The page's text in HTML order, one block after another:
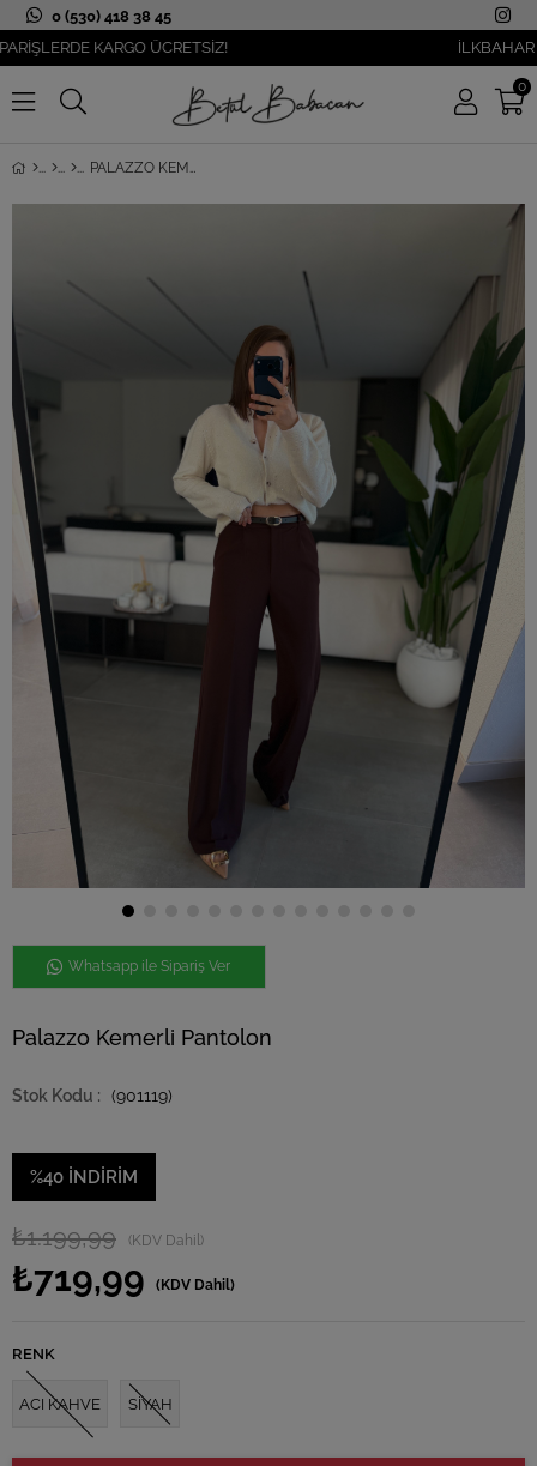
0 (530) 418 38 45
KARGO ÜCRETSİZ!
İLKBAHAR
0
PALAZZO KEMERLI PANTOLON
Whatsapp ile Sipariş Ver
Palazzo Kemerli Pantolon
(901119)
%40 İNDIRIM
₺1.199,99 (KDV Dahil)
₺719,99 (KDV Dahil)
RENK
ACI KAHVE SİYAH